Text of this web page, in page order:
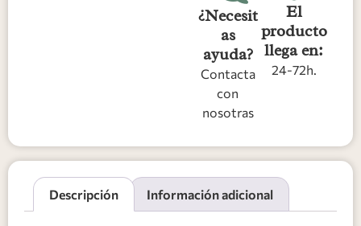
¿Necesit
as
ayuda?
Contacta
con
nosotras
El
producto
llega en:
24-72h.
Descripción Información adicional